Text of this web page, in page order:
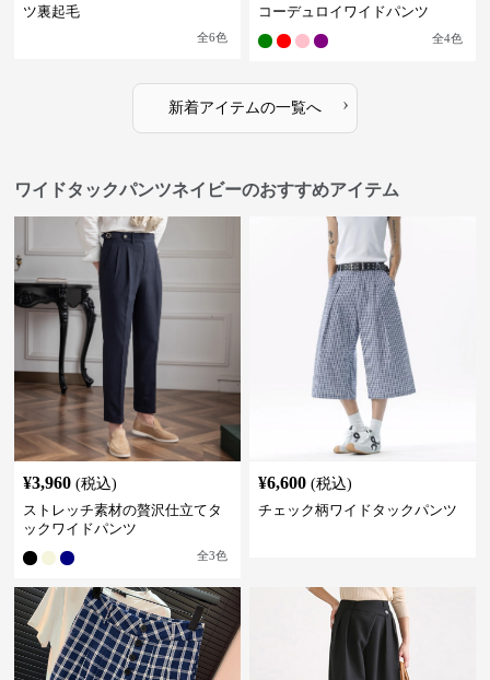
ツ裏起毛
全6色
コーデュロイワイドパンツ
全4色
新着アイテムの一覧へ ›
ワイドタックパンツネイビーのおすすめアイテム
¥3,960 (税込)
ストレッチ素材の贅沢仕立てタ
ックワイドパンツ
全3色
¥6,600 (税込)
チェック柄ワイドタックパンツ